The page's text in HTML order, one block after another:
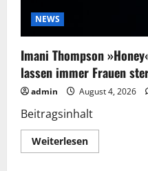
NEWS
Imani Thompson
lassen immer Frauen
admin August 4, 2026
Beitragsinhalt
WeiterlesenMehr